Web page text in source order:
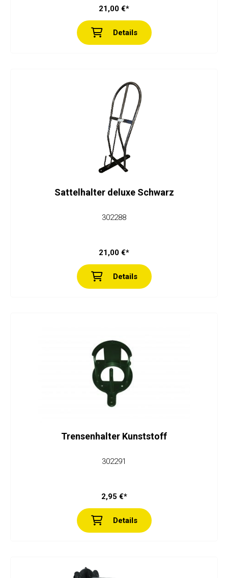
21,00 €*
Details
Sattelhalter deluxe Schwarz
302288
21,00 €*
Details
Trensenhalter Kunststoff
302291
2,95 €*
Details